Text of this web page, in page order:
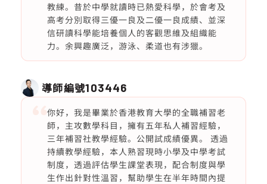
教練。昔於中學就讀時已熱愛科學，於會考及
高考分別取得三優一良及二優一良成績、並深
信研讀科學能培養個人的客觀思維及組織能
力。余興趣廣泛，游泳、柔道也有涉獵。
導師編號103446
你好，我是畢業於香港教育大學的全職補習老
師，主攻數學科目，擁有五年私人補習經驗，
三年補習社教學經驗。公開試成績優異。 透過
持續教學經驗，本人熟習現時小學及中學考試
制度，透過評估學生課堂表現，配合制度與學
生作出針對性溫習，幫助學生在半年時間內提